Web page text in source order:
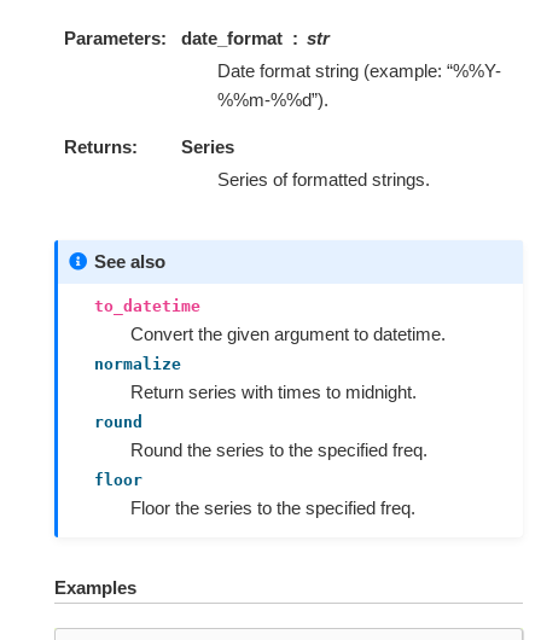
Parameters date_format
str
Date format string (example: “%%Y-
%%m-%%d”).
Returns
Series
Series of formatted strings.
See also
to_datetime
Convert the given argument to datetime.
normalize
Return series with times to midnight.
round
Round the series to the specified freq.
floor
Floor the series to the specified freq.
Examples